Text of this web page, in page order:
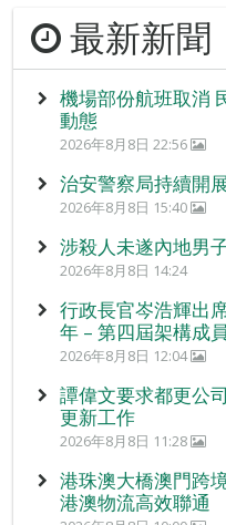
最新新聞
機場部份航班取消
動態
2026年8月8日 22:56
治安警察局持續開
2026年8月8日 15:40
涉殺人未遂內地男
2026年8月8日 14:24
行政長官岑浩輝出
年 – 第四屆架構成
2026年8月8日 12:04
譚偉文要求都更公
更新工作
2026年8月8日 11:28
港珠澳大橋澳門跨
港澳物流高效聯通